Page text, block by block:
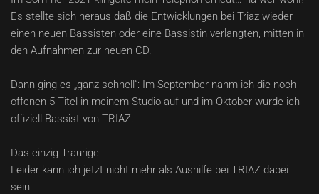
Es stellte sich heraus daß die Entwicklungen bei Triaz wieder
einen neuen Bassisten oder eine Bassistin verlangten, mitten in
den Aufnahmen zur neuen CD.
Dann ging es „ganz schnell“: Im September nahm ich die noch
offenen 5 Titel in meinem Studio auf und im Oktober wurde ich
offiziell Bassist von TRIAZ.
Das einzig Traurige:
Leider kann ich jetzt nicht mehr als Aushilfe bei TRIAZ dabei
sein